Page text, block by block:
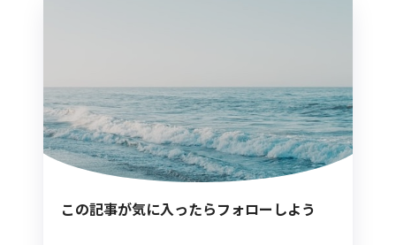
この記事が気に入ったらフォローしよう